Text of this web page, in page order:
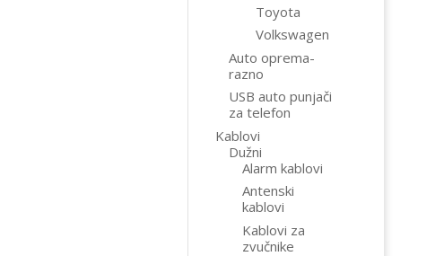
Toyota
Volkswagen
Auto oprema-
razno
USB auto punjači
za telefon
Kablovi
Dužni
Alarm kablovi
Antenski
kablovi
Kablovi za
zvučnike